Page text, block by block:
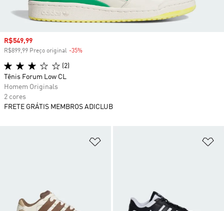
Preço com desconto
R$549,99
R$899,99 Preço original -35%
(2)
Tênis Forum Low CL
Homem Originals
2 cores
FRETE GRÁTIS MEMBROS ADICLUB